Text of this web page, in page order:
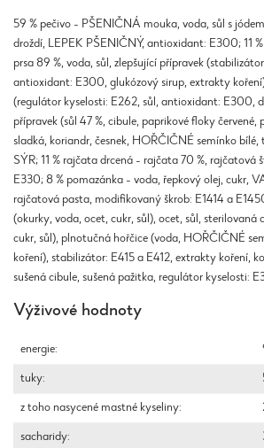
59 % pečivo - PŠENIČNÁ mouka, voda, sůl s
droždí, LEPEK PŠENIČNÝ, antioxidant: E300; 11
prsa 89 %, voda, sůl, zlepšující přípravek
antioxidant: E300, glukózový sirup, extrakty
(regulátor kyselosti: E262, sůl, antioxidant: E300,
přípravek (sůl 47 %, cibule, paprikové floky červené,
sladká, koriandr, česnek, HOŘČIČNÉ semínko bílé,
SÝR; 11 % rajčata drcená - rajčata 70 %, rajčatová
E330; 8 % pomazánka - voda, řepkový olej, cukr,
rajčatová pasta, modifikovaný škrob: E1414 a
(okurky, voda, ocet, cukr, sůl), ocet, sůl, sterilovaná
cukr, sůl), plnotučná hořčice (voda, HOŘČIČNÉ
koření), stabilizátor: E415 a E412, extrakty koření,
sušená cibule, sušená pažitka, regulátor kyselosti:
Výživové hodnoty
energie:
tuky:
z toho nasycené mastné kyseliny:
sacharidy: